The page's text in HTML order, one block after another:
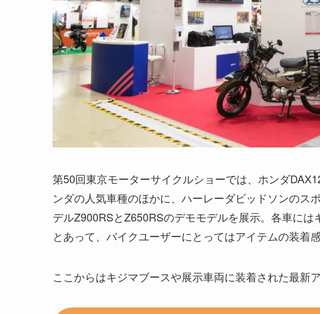
第50回東京モーターサイクルショーでは、ホンダ
ンダの人気車種のほかに、ハーレーダビッドソンのス
デルZ900RSとZ650RSのデモモデルを展示。各車に
とあって、バイクユーザーにとってはアイテムの装着
ここからはキジマブースや展示車両に装着された最新